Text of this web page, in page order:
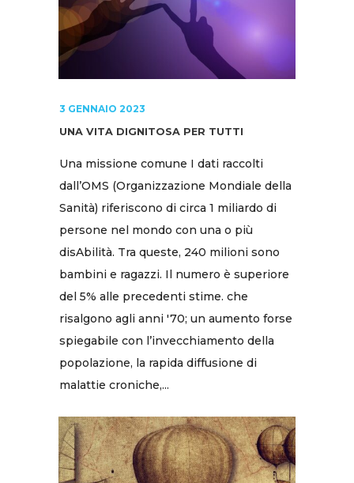
3 GENNAIO 2023
UNA VITA DIGNITOSA PER TUTTI
Una missione comune I dati raccolti
dall’OMS (Organizzazione Mondiale della
Sanità) riferiscono di circa 1 miliardo di
persone nel mondo con una o più
disAbilità. Tra queste, 240 milioni sono
bambini e ragazzi. Il numero è superiore
del 5% alle precedenti stime. che
risalgono agli anni '70; un aumento forse
spiegabile con l’invecchiamento della
popolazione, la rapida diffusione di
malattie croniche,...